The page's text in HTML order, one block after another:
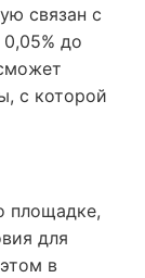
связан с
до
с которой
площадке,
для
в